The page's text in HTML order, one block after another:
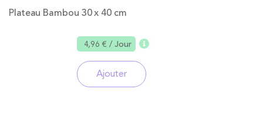
Plateau Bambou 30 x 40 cm
4,96 €/ Jour
Ajouter